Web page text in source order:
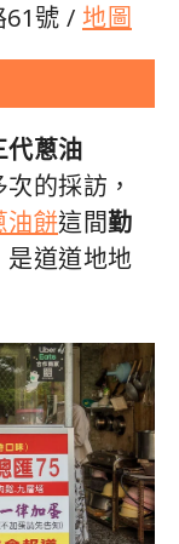
61號 / 地圖
代蔥油
的採訪，
油餅這間勤
道道地地